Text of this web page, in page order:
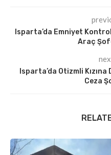
Isparta’da Emniyet
Araç
Isparta’da Otizmli
Ceza